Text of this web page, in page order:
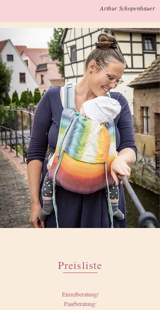
Arthur Schopenhauer
Preisliste
Einzelberatung/
Paarberatung: